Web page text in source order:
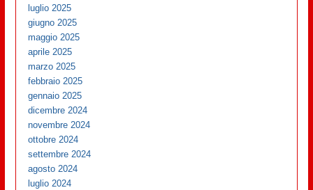
luglio 2025
giugno 2025
maggio 2025
aprile 2025
marzo 2025
febbraio 2025
gennaio 2025
dicembre 2024
novembre 2024
ottobre 2024
settembre 2024
agosto 2024
luglio 2024